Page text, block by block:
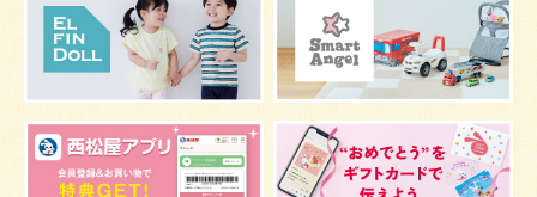
骨盤ベルトの基礎知識 骨盤ベルトの効果 栄養素
保存 マスク 予防
骨盤ベルトの注意点 感染症 双子
しこり おっぱい 水着 安全対策 おすすめ